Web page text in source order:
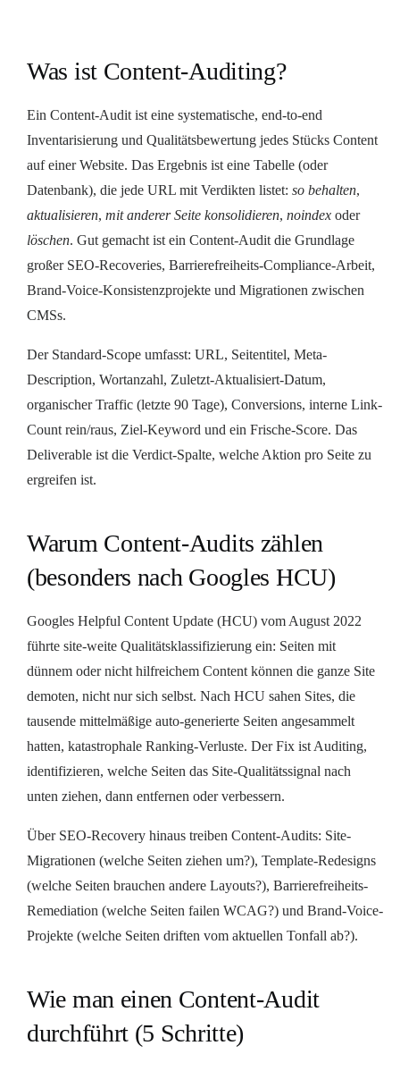
Was ist Content-Auditing?
Ein Content-Audit ist eine systematische, end-to-end
Inventarisierung und Qualitätsbewertung jedes Stücks Content
auf einer Website. Das Ergebnis ist eine Tabelle (oder
Datenbank), die jede URL mit Verdikten listet: so behalten,
aktualisieren, mit anderer Seite konsolidieren, noindex oder
löschen. Gut gemacht ist ein Content-Audit die Grundlage
großer SEO-Recoveries, Barrierefreiheits-Compliance-Arbeit,
Brand-Voice-Konsistenzprojekte und Migrationen zwischen
CMSs.
Der Standard-Scope umfasst: URL, Seitentitel, Meta-
Description, Wortanzahl, Zuletzt-Aktualisiert-Datum,
organischer Traffic (letzte 90 Tage), Conversions, interne Link-
Count rein/raus, Ziel-Keyword und ein Frische-Score. Das
Deliverable ist die Verdict-Spalte, welche Aktion pro Seite zu
ergreifen ist.
Warum Content-Audits zählen
(besonders nach Googles HCU)
Googles Helpful Content Update (HCU) vom August 2022
führte site-weite Qualitätsklassifizierung ein: Seiten mit
dünnem oder nicht hilfreichem Content können die ganze Site
demoten, nicht nur sich selbst. Nach HCU sahen Sites, die
tausende mittelmäßige auto-generierte Seiten angesammelt
hatten, katastrophale Ranking-Verluste. Der Fix ist Auditing,
identifizieren, welche Seiten das Site-Qualitätssignal nach
unten ziehen, dann entfernen oder verbessern.
Über SEO-Recovery hinaus treiben Content-Audits: Site-
Migrationen (welche Seiten ziehen um?), Template-Redesigns
(welche Seiten brauchen andere Layouts?), Barrierefreiheits-
Remediation (welche Seiten failen WCAG?) und Brand-Voice-
Projekte (welche Seiten driften vom aktuellen Tonfall ab?).
Wie man einen Content-Audit
durchführt (5 Schritte)